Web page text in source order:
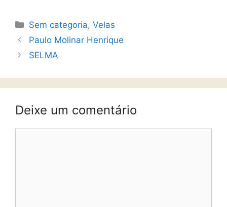
Sem categoria,Velas
Paulo Molinar Henrique
SELMA
Deixe um comentário